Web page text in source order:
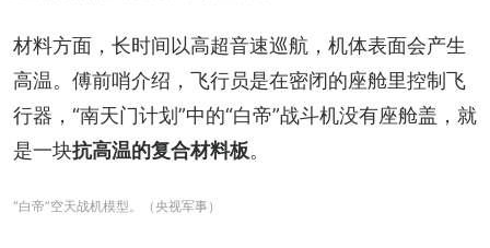
材料方面，长时间以高超音速巡航，机体表面会产生
高温。傅前哨介绍，飞行员是在密闭的座舱里控制飞
行器，“南天门计划”中的“白帝”战斗机没有座舱盖，就
是一块抗高温的复合材料板。
“白帝”空天战机模型。（央视军事）